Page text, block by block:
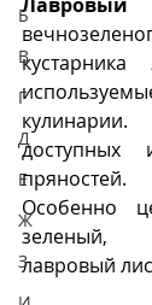
Б
В
Г
Д
Е
Ж
З
кустарника
доступных
пряностей.
Особенно
зеленый,
лавровый